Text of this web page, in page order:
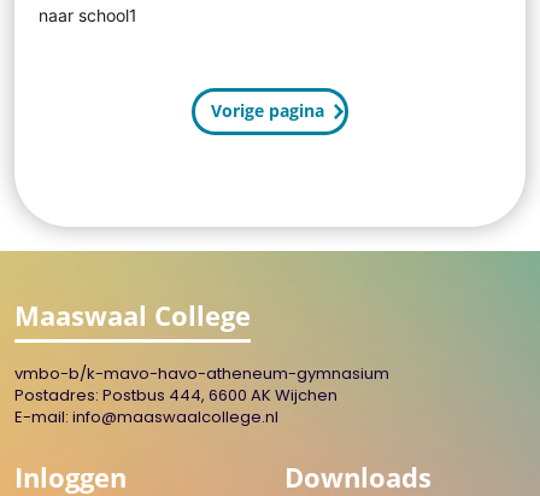
naar school1
Vorige pagina
Maaswaal College
vmbo-b/k-mavo-havo-atheneum-gymnasium
Postadres: Postbus 444, 6600 AK Wijchen
E-mail: info@maaswaalcollege.nl
Inloggen Downloads